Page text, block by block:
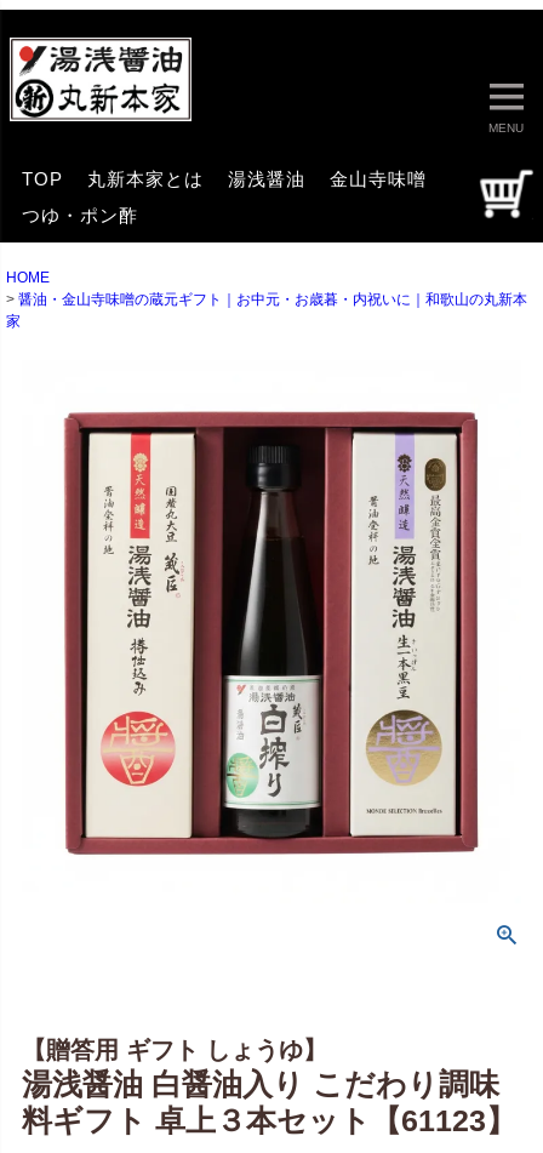
MENU
TOP 丸新本家とは 湯浅醤油
金山寺味噌
つゆ・ポン酢
HOME
醤油・金山寺味噌の蔵元ギフト｜お中元・お歳暮・内祝いに｜和歌山の丸新本
家
【贈答用 ギフト しょうゆ】
湯浅醤油 白醤油入り こだわり調味
料ギフト 卓上３本セット【61123】